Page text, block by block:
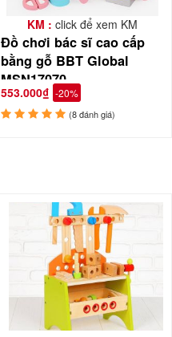
KM : click để xem KM
Đồ chơi bác sĩ cao cấp
bằng gỗ BBT Global
MSN17070
553.000₫ -20%
(8 đánh giá)